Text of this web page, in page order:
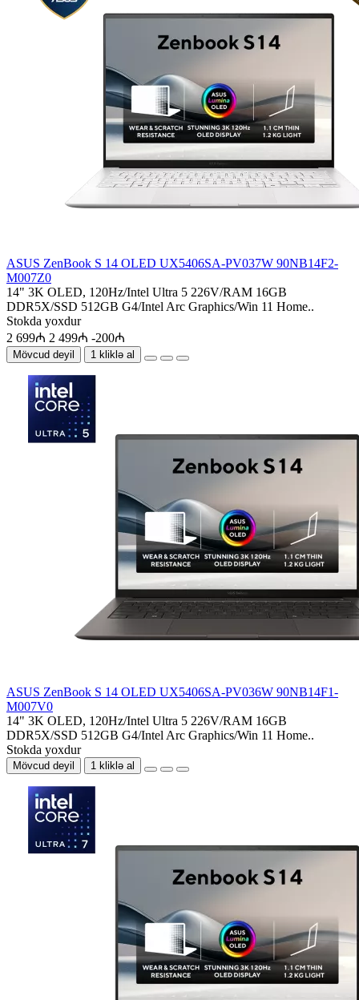
ASUS ZenBook S 14 OLED UX5406SA-PV037W 90NB14F2-
M007Z0
14" 3K OLED, 120Hz/Intel Ultra 5 226V/RAM 16GB
DDR5X/SSD 512GB G4/Intel Arc Graphics/Win 11 Home..
Stokda yoxdur
2 699₼ 2 499₼ -200₼
Mövcud deyil 1 kliklə al
ASUS ZenBook S 14 OLED UX5406SA-PV036W 90NB14F1-
M007V0
14" 3K OLED, 120Hz/Intel Ultra 5 226V/RAM 16GB
DDR5X/SSD 512GB G4/Intel Arc Graphics/Win 11 Home..
Stokda yoxdur
Mövcud deyil 1 kliklə al